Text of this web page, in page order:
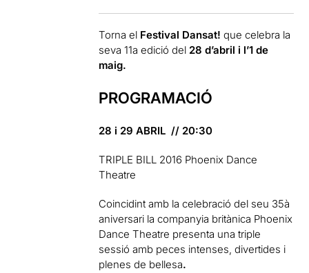
Torna el Festival Dansat! que celebra la
seva 11a edició del 28 d’abril i l’1 de
maig.
PROGRAMACIÓ
28 i 29 ABRIL // 20:30
TRIPLE BILL 2016 Phoenix Dance
Theatre
Coincidint amb la celebració del seu 35à
aniversari la companyia britànica Phoenix
Dance Theatre presenta una triple
sessió amb peces intenses, divertides i
plenes de bellesa.